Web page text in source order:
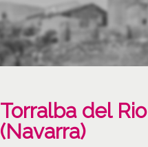
Torralba del Rio
(Navarra)